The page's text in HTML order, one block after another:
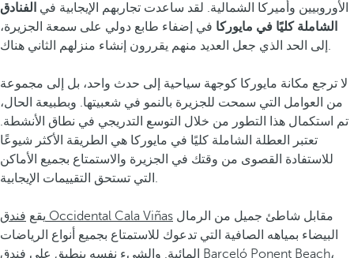
الأوروبيين وأميركا الشمالية. لقد ساعدت تجاربهم الإيجابية في الفنادق
الشاملة كليًا في مايوركا في إضفاء طابع دولي على سمعة الجزيرة،
إلى الحد الذي جعل العديد منهم يقررون إنشاء منزلهم الثاني هناك.
لا ترجع مكانة مايوركا كوجهة سياحية إلى حدث واحد، بل إلى مجموعة
من العوامل التي سمحت للجزيرة بالنمو في شعبيتها. وبطبيعة الحال،
تم استكمال هذا التطور من خلال التوسع التدريجي في نطاق الأنشطة.
تعتبر العطلة الشاملة كليًا في مايوركا هي الطريقة الأكثر شيوعًا
للاستفادة القصوى من وقتك في الجزيرة والاستمتاع بجميع الأماكن
التي تستحق التقييمات الإيجابية.
يقع فندق Occidental Cala Viñas
البيضاء بمياهه الصافية التي تدعوك للاستمتاع بجميع أنواع الرياضات
Barceló Ponent Beach،